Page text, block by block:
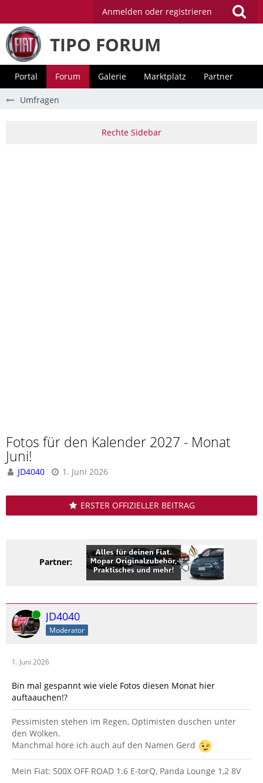
Anmelden oder registrieren
TIPO FORUM
Portal Forum Galerie Marktplatz Partner
Umfragen
Fotos für den Kalender 2027 - Monat
Juni!
JD4040 1. Juni 2026
ERSTER OFFIZIELLER BEITRAG
Partner:
Online JD4040
Moderator
1. Juni 2026
Bin mal gespannt wie viele Fotos diesen Monat hier
auftaauchen!?
Pessimisten stehen im Regen, Optimisten duschen unter
den Wolken.
Manchmal höre ich auch auf den Namen Gerd
Mein Fiat: 500X OFF ROAD 1.6 E-torQ, Panda Lounge 1,2 8V